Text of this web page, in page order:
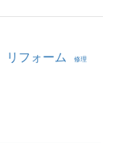
リフォーム 修理